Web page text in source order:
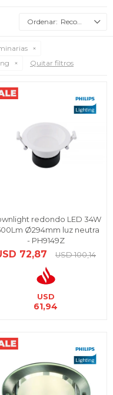
Recomendados
Quitar filtros
redondo LED 34W
Ø294mm luz neutra
- PH9149Z
72,87 USD 100,14
USD
61,94